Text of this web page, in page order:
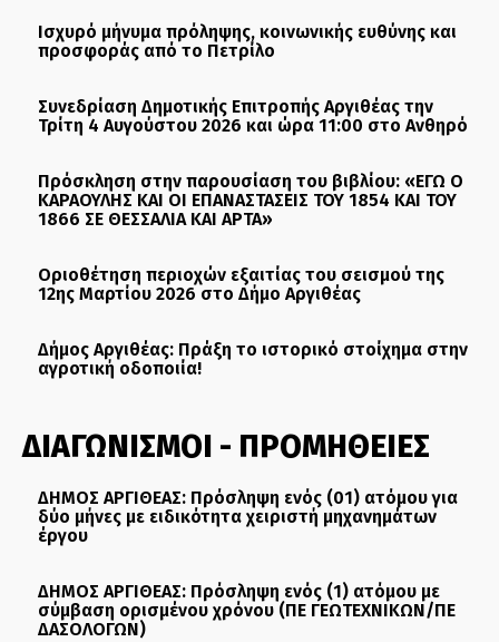
Ισχυρό μήνυμα πρόληψης, κοινωνικής ευθύνης και
προσφοράς από το Πετρίλο
Συνεδρίαση Δημοτικής Επιτροπής Αργιθέας την
Τρίτη 4 Αυγούστου 2026 και ώρα 11:00 στο Ανθηρό
Πρόσκληση στην παρουσίαση του βιβλίου: «ΕΓΩ Ο
ΚΑΡΑΟΥΛΗΣ ΚΑΙ ΟΙ ΕΠΑΝΑΣΤΑΣΕΙΣ ΤΟΥ 1854 ΚΑΙ ΤΟΥ
1866 ΣΕ ΘΕΣΣΑΛΙΑ ΚΑΙ ΑΡΤΑ»
Οριοθέτηση περιοχών εξαιτίας του σεισμού της
12ης Μαρτίου 2026 στο Δήμο Αργιθέας
Δήμος Αργιθέας: Πράξη το ιστορικό στοίχημα στην
αγροτική οδοποιία!
ΔΙΑΓΩΝΙΣΜΟΙ - ΠΡΟΜΗΘΕΙΕΣ
ΔΗΜΟΣ ΑΡΓΙΘΕΑΣ: Πρόσληψη ενός (01) ατόμου για
δύο μήνες με ειδικότητα χειριστή μηχανημάτων
έργου
ΔΗΜΟΣ ΑΡΓΙΘΕΑΣ: Πρόσληψη ενός (1) ατόμου με
σύμβαση ορισμένου χρόνου (ΠΕ ΓΕΩΤΕΧΝΙΚΩΝ/ΠΕ
ΔΑΣΟΛΟΓΩΝ)